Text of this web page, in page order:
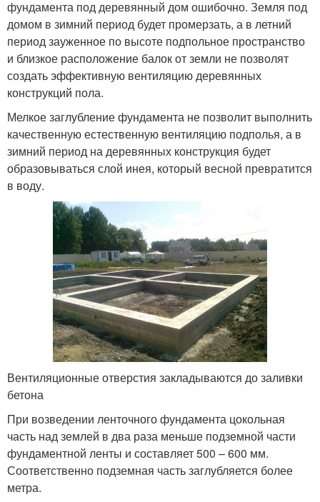
фундамента под деревянный дом ошибочно. Земля под
домом в зимний период будет промерзать, а в летний
период зауженное по высоте подпольное пространство
и близкое расположение балок от земли не позволят
создать эффективную вентиляцию деревянных
конструкций пола.
Мелкое заглубление фундамента не позволит выполнить
качественную естественную вентиляцию подполья, а в
зимний период на деревянных конструкция будет
образовываться слой инея, который весной превратится
в воду.
Вентиляционные отверстия закладываются до заливки
бетона
При возведении ленточного фундамента цокольная
часть над землей в два раза меньше подземной части
фундаментной ленты и составляет 500 – 600 мм.
Соответственно подземная часть заглубляется более
метра.